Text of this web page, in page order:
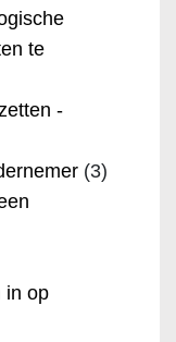
te
-
(3)
in op